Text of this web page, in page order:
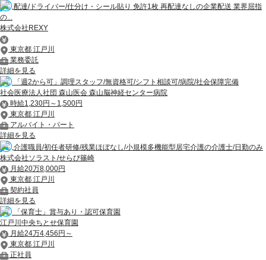
配達/ドライバー/仕分け・シール貼り 免許1枚 再配達なしの企業配送 業界屈指
の...
株式会社REXY
東京都 江戸川
業務委託
詳細を見る
「週2から可」調理スタッフ/無資格可/シフト相談可/病院/社会保障完備
社会医療法人社団 森山医会 森山脳神経センター病院
時給1,230円～1,500円
東京都 江戸川
アルバイト・パート
詳細を見る
介護職員/初任者研修/残業ほぼなし/小規模多機能型居宅介護の介護士/日勤のみ
株式会社ソラスト/せらび篠崎
月給20万8,000円
東京都 江戸川
契約社員
詳細を見る
「保育士」賞与あり・認可保育園
江戸川中央ちとせ保育園
月給24万4,456円～
東京都 江戸川
正社員